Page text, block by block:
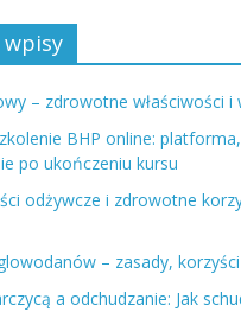
– zdrowotne właściwości
BHP online:
po ukończeniu kursu
odżywcze i zdrowotne
– zasady,
a odchudzanie: Jak